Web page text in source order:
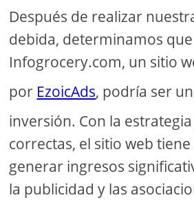
Después de realizar
debida, determinamos
Infogrocery.com, un sitio
por EzoicAds, podría ser
inversión. Con la
correctas, el sitio web
generar ingresos
la publicidad y las